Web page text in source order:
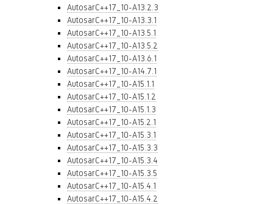
AutosarC++17_10-A13.2.3
AutosarC++17_10-A13.3.1
AutosarC++17_10-A13.5.1
AutosarC++17_10-A13.5.2
AutosarC++17_10-A13.6.1
AutosarC++17_10-A14.7.1
AutosarC++17_10-A15.1.1
AutosarC++17_10-A15.1.2
AutosarC++17_10-A15.1.3
AutosarC++17_10-A15.2.1
AutosarC++17_10-A15.3.1
AutosarC++17_10-A15.3.3
AutosarC++17_10-A15.3.4
AutosarC++17_10-A15.3.5
AutosarC++17_10-A15.4.1
AutosarC++17_10-A15.4.2